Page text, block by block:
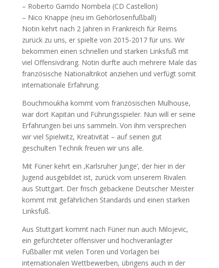
– Roberto Garrido Nombela (CD Castellon)
– Nico Knappe (neu im Gehörlosenfußball)
Notin kehrt nach 2 Jahren in Frankreich für Reims
zurück zu uns, er spielte von 2015-2017 für uns. Wir
bekommen einen schnellen und starken Linksfuß mit
viel Offensivdrang. Notin durfte auch mehrere Male das
französische Nationaltrikot anziehen und verfügt somit
internationale Erfahrung.
Bouchmoukha kommt vom französischen Mulhouse,
war dort Kapitän und Führungsspieler. Nun will er seine
Erfahrungen bei uns sammeln. Von ihm versprechen
wir viel Spielwitz, Kreativität – auf seinen gut
geschulten Technik freuen wir uns alle.
Mit Füner kehrt ein ‚Karlsruher Junge‘, der hier in der
Jugend ausgebildet ist, zurück vom unserem Rivalen
aus Stuttgart. Der frisch gebackene Deutscher Meister
kommt mit gefährlichen Standards und einen starken
Linksfuß.
Aus Stuttgart kommt nach Füner nun auch Milojevic,
ein gefürchteter offensiver und hochveranlagter
Fußballer mit vielen Toren und Vorlagen bei
internationalen Wettbewerben, übrigens auch in der